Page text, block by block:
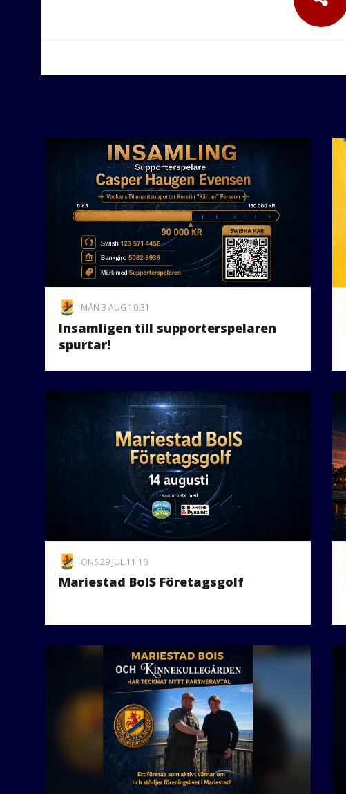
MÅN 3 AUG 10:31
Insamligen till supporterspelaren
spurtar!
ONS 29 JUL 11:10
Mariestad BoIS Företagsgolf